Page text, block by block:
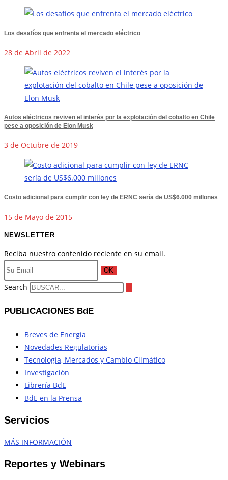
Los desafíos que enfrenta el mercado eléctrico
28 de Abril de 2022
Autos eléctricos reviven el interés por la explotación del cobalto en Chile
pese a oposición de Elon Musk
3 de Octubre de 2019
Costo adicional para cumplir con ley de ERNC sería de US$6.000 millones
15 de Mayo de 2015
NEWSLETTER
Reciba nuestro contenido reciente en su email.
OK
Search
PUBLICACIONES BdE
Breves de Energía
Novedades Regulatorias
Tecnología, Mercados y Cambio Climático
Investigación
Librería BdE
BdE en la Prensa
Servicios
MÁS INFORMACIÓN
Reportes y Webinars